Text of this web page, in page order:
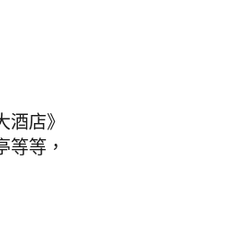
店》
等等，